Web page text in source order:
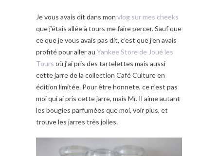
Je vous avais dit dans mon vlog sur mes cheeks
que j’étais allée à tours me faire percer. Sauf que
ce que je vous avais pas dit, c’est que j’en avais
profité pour aller au Yankee Store de Joué les
Tours où j’ai pris des tartelettes mais aussi
cette jarre de la collection Café Culture en
édition limitée. Pour être honnete, ce n’est pas
moi qui ai pris cette jarre, mais Mr. Il aime autant
les bougies parfumées que moi, voir plus, et
trouve les jarres très jolies.